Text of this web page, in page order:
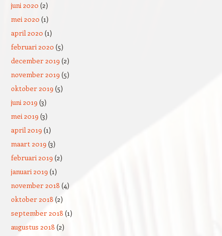
juni 2020 (2)
mei 2020 (1)
april 2020 (1)
februari 2020 (5)
december 2019 (2)
november 2019 (5)
oktober 2019 (5)
juni 2019 (3)
mei 2019 (3)
april 2019 (1)
maart 2019 (3)
februari 2019 (2)
januari 2019 (1)
november 2018 (4)
oktober 2018 (2)
september 2018 (1)
augustus 2018 (2)